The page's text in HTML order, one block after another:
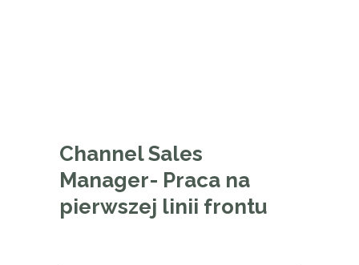
Channel Sales
Manager- Praca na
pierwszej linii frontu